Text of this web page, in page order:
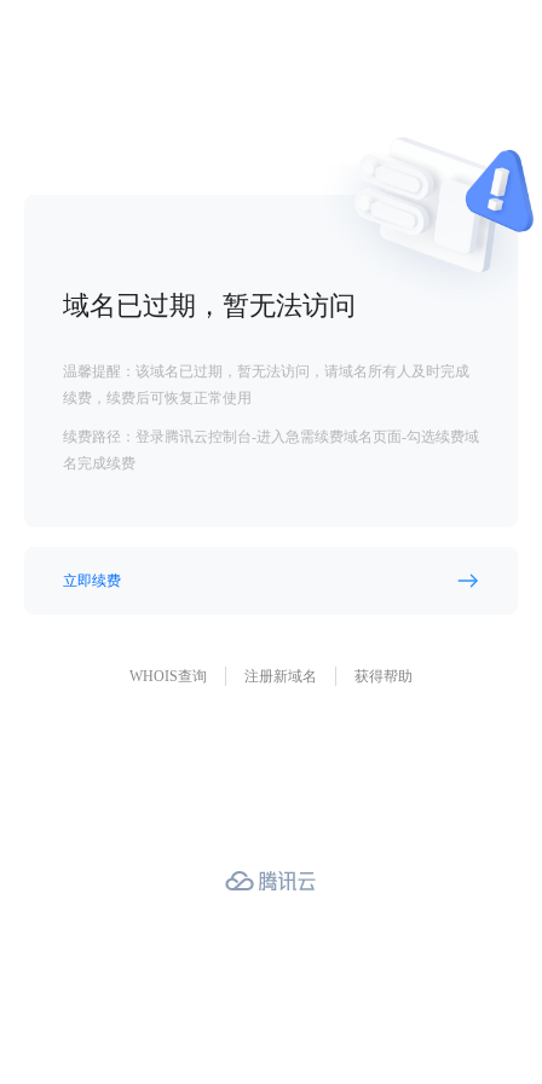
域名已过期，暂无法访问
温馨提醒：该域名已过期，暂无法访问，请域名所有人及时完成
续费，续费后可恢复正常使用
续费路径：登录腾讯云控制台-进入急需续费域名页面-勾选续费域
名完成续费
立即续费
WHOIS查询 注册新域名 获得帮助